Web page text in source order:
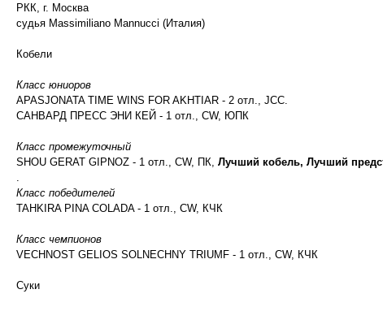
РКК, г. Москва
судья Massimiliano Mannucci (Италия)
Кобели
Класс юниоров
APASJONATA TIME WINS FOR AKHTIAR - 2 отл., JCC.
САНВАРД ПРЕСС ЭНИ КЕЙ - 1 отл., CW, ЮПК
Класс промежуточный
SHOU GERAT GIPNOZ - 1 отл., CW, ПК, Лучший кобель, Лучший
.
Класс победителей
TAHKIRA PINA COLADA - 1 отл., CW, КЧК
Класс чемпионов
VECHNOST GELIOS SOLNECHNY TRIUMF - 1 отл., CW, КЧК
Суки